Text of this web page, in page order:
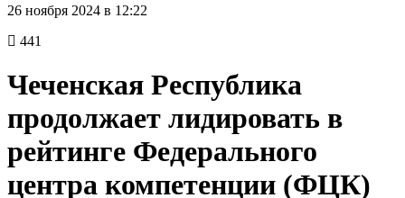
26 ноября 2024 в 12:22
441
Чеченская Республика
продолжает лидировать в
рейтинге Федерального
центра компетенции (ФЦК)